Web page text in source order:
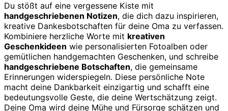
Du stößt auf eine vergessene Kiste mit
handgeschriebenen Notizen, die dich dazu inspirieren,
kreative Dankesbotschaften für deine Oma zu verfassen.
Kombiniere herzliche Worte mit kreativen
Geschenkideen wie personalisierten Fotoalben oder
gemütlichen handgemachten Geschenken, und schreibe
handgeschriebene Botschaften, die gemeinsame
Erinnerungen widerspiegeln. Diese persönliche Note
macht deine Dankbarkeit einzigartig und schafft eine
bedeutungsvolle Geste, die deine Wertschätzung zeigt.
Deine Oma wird deine Mühe und Fürsorge schätzen und